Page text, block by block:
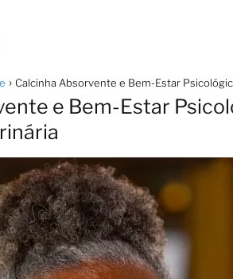
Calcinha Absorvente e Bem-Estar
e Bem-Estar